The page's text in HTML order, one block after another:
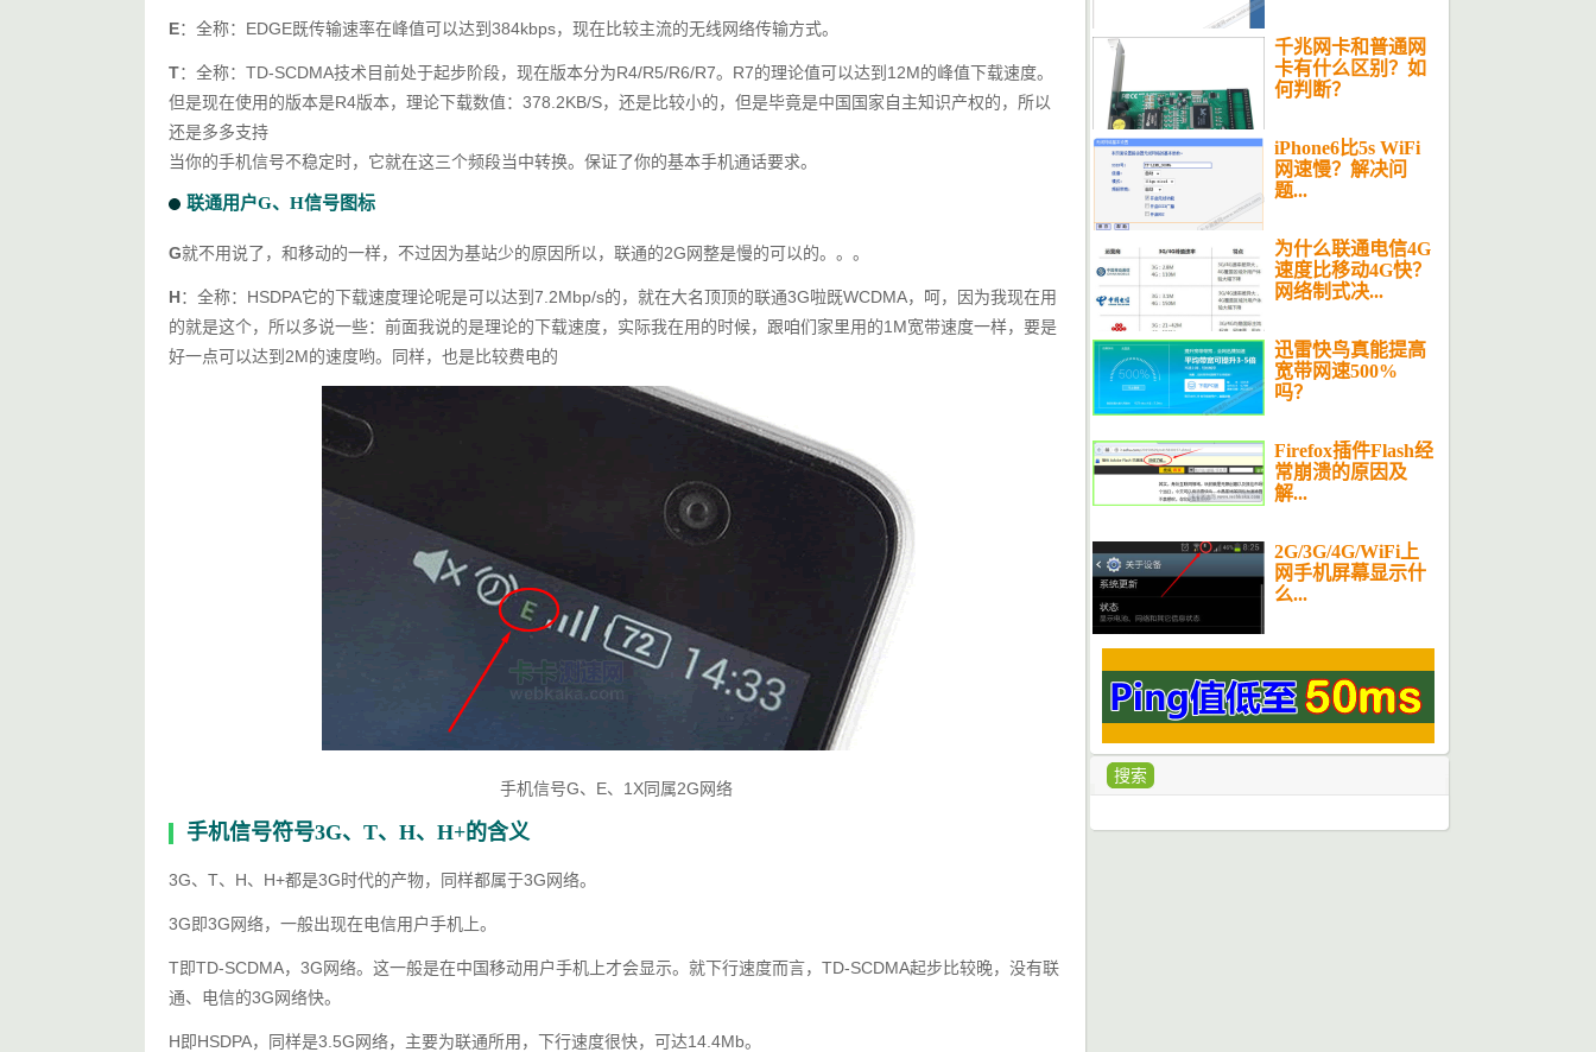
千兆网卡和普通网
卡有什么区别？如
何判断？
iPhone6比5s WiFi
网速慢？解决问
题...
为什么联通电信4G
速度比移动4G快？
网络制式决...
迅雷快鸟真能提高
宽带网速500%
吗？
Firefox插件Flash经
常崩溃的原因及
解...
2G/3G/4G/WiFi上
网手机屏幕显示什
么...
搜索
E：全称：EDGE既传输速率在峰值可以达到384kbps，现在比较主流的无线网络传输方式。
T：全称：TD-SCDMA技术目前处于起步阶段，现在版本分为R4/R5/R6/R7。R7的理论值可以达到12M的峰值下载速度。
但是现在使用的版本是R4版本，理论下载数值：378.2KB/S，还是比较小的，但是毕竟是中国国家自主知识产权的，所以
还是多多支持
当你的手机信号不稳定时，它就在这三个频段当中转换。保证了你的基本手机通话要求。
联通用户G、H信号图标
G就不用说了，和移动的一样，不过因为基站少的原因所以，联通的2G网整是慢的可以的。。。
H：全称：HSDPA它的下载速度理论呢是可以达到7.2Mbp/s的，就在大名顶顶的联通3G啦既WCDMA，呵，因为我现在用
的就是这个，所以多说一些：前面我说的是理论的下载速度，实际我在用的时候，跟咱们家里用的1M宽带速度一样，要是
好一点可以达到2M的速度哟。同样，也是比较费电的
手机信号G、E、1X同属2G网络
手机信号符号3G、T、H、H+的含义
3G、T、H、H+都是3G时代的产物，同样都属于3G网络。
3G即3G网络，一般出现在电信用户手机上。
T即TD-SCDMA，3G网络。这一般是在中国移动用户手机上才会显示。就下行速度而言，TD-SCDMA起步比较晚，没有联
通、电信的3G网络快。
H即HSDPA，同样是3.5G网络，主要为联通所用，下行速度很快，可达14.4Mb。